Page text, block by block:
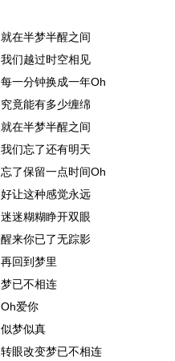
就在半梦半醒之间
我们越过时空相见
每一分钟换成一年Oh
究竟能有多少缠绵
就在半梦半醒之间
我们忘了还有明天
忘了保留一点时间Oh
好让这种感觉永远
迷迷糊糊睁开双眼
醒来你已了无踪影
再回到梦里
梦已不相连
Oh爱你
似梦似真
转眼改变梦已不相连